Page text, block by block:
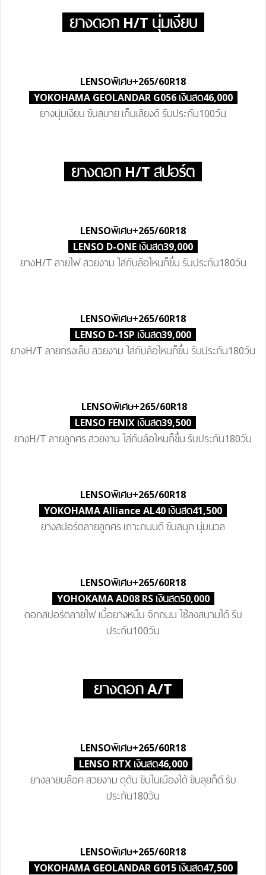
ยางดอก H/T นุ่มเงียบ
LENSOพิเศษ+265/60R18
YOKOHAMA GEOLANDAR G056 เงินสด46,000
ยางนุ่มเงียบ ขับสบาย เก็บเสียงดี รับประกัน100วัน
ยางดอก H/T สปอร์ต
LENSOพิเศษ+265/60R18
LENSO D-ONE เงินสด39,000
ยางH/T ลายไฟ สวยงาม ใส่กับล้อไหนก็ขึ้น รับประกัน180วัน
LENSOพิเศษ+265/60R18
LENSO D-1SP เงินสด39,000
ยางH/T ลายกรงเล็บ สวยงาม ใส่กับล้อไหนก็ขึ้น รับประกัน180วัน
LENSOพิเศษ+265/60R18
LENSO FENIX เงินสด39,500
ยางH/T ลายลูกศร สวยงาม ใส่กับล้อไหนก็ขึ้น รับประกัน180วัน
LENSOพิเศษ+265/60R18
YOKOHAMA Alliance AL40 เงินสด41,500
ยางสปอร์ตลายลูกศร เกาะถนนดี ขับสนุก นุ่มนวล
LENSOพิเศษ+265/60R18
YOHOKAMA AD08 RS เงินสด50,000
ดอกสปอร์ตลายไฟ เนื้อยางหนึบ จิกถนน ใช้ลงสนามได้ รับ
ประกัน100วัน
ยางดอก A/T
LENSOพิเศษ+265/60R18
LENSO RTX เงินสด46,000
ยางลายบล๊อค สวยงาม ดุดัน ขับในเมืองได้ ขับลุยก็ดี รับ
ประกัน180วัน
LENSOพิเศษ+265/60R18
YOKOHAMA GEOLANDAR G015 เงินสด47,500